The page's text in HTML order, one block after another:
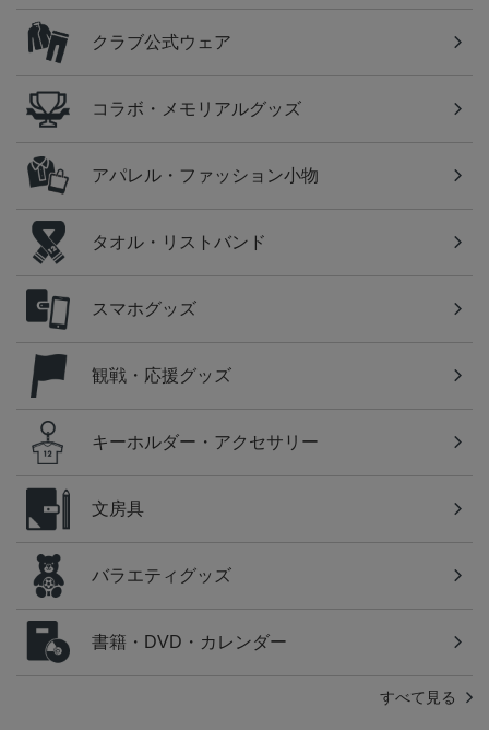
クラブ公式ウェア
コラボ・メモリアルグッズ
アパレル・ファッション小物
タオル・リストバンド
スマホグッズ
観戦・応援グッズ
キーホルダー・アクセサリー
文房具
バラエティグッズ
書籍・DVD・カレンダー
すべて見る